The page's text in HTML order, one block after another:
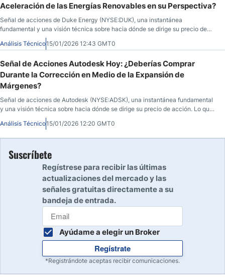
Aceleración de las Energías Renovables en su Perspectiva?
Señal de acciones de Duke Energy (NYSE:DUK), una instantánea
fundamental y una visión técnica sobre hacia dónde se dirige su precio de
acción. Qué saber antes de que abra el mercado el 15 de enero de 2026,
después de que DUK cerrara a $118,68, subiendo un 1,10% durante la sesión
Análisis Técnico15/01/2026 12:43 GMT0
Señal de Acciones Autodesk Hoy: ¿Deberías Comprar
Durante la Corrección en Medio de la Expansión de
Márgenes?
Señal de acciones de Autodesk (NYSE:ADSK), una instantánea fundamental
y una visión técnica sobre hacia dónde se dirige su precio de acción. Lo que
hay que saber antes de que abra el mercado el 15 de enero de 2026, después
de que ADSK cerrara a $261,28, bajando un 3,45% durante la sesión anterior,
Análisis Técnico15/01/2026 12:20 GMT0
Suscríbete
Regístrese para recibir las últimas
actualizaciones del mercado y las
señales gratuitas directamente a su
bandeja de entrada.
Ayúdame a elegir un Broker
Regístrate
*Registrándote aceptas recibir comunicaciones.